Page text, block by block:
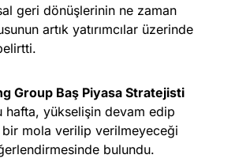
geri dönüşlerinin ne zaman
artık yatırımcılar üzerinde
Group Baş Piyasa Stratejisti
hafta, yükselişin devam edip
mola verilip verilmeyeceği
bulundu.